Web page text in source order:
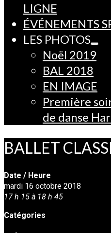
LIGNE
ÉVÉNEMENTS
LES PHOTOS
Noël 2019
BAL 2018
EN IMAGE
Première
de danse
BALLET
Date / Heure
mardi 16 octobre 2018
17 h 15 à 18 h 45
Catégories